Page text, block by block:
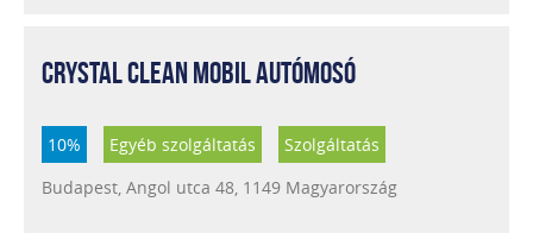
CRYSTAL CLEAN MOBIL AUTÓMOSÓ
10% Egyéb szolgáltatás
Szolgáltatás
Budapest, Angol utca 48, 1149 Magyarország